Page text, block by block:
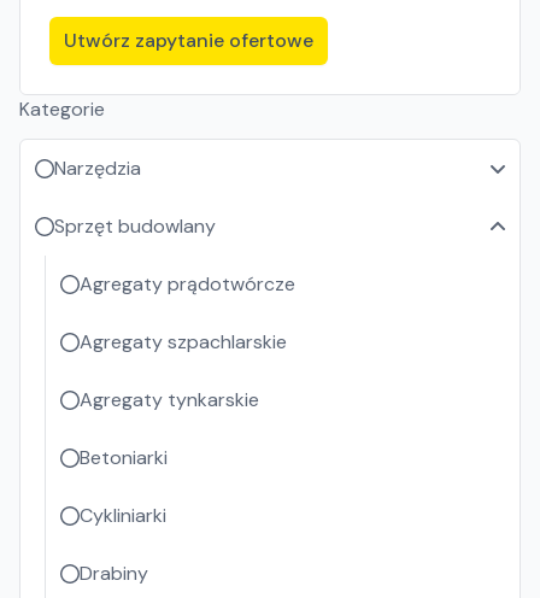
Utwórz zapytanie ofertowe
Kategorie
Narzędzia
Sprzęt budowlany
Agregaty prądotwórcze
Agregaty szpachlarskie
Agregaty tynkarskie
Betoniarki
Cykliniarki
Drabiny